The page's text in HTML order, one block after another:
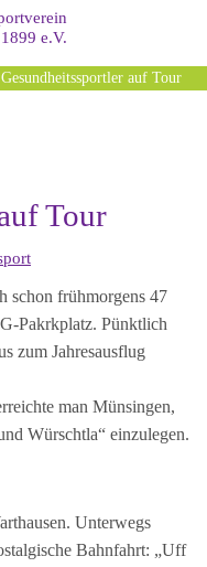
Gesundheitssportler auf Tour
Tour
schon frühmorgens 47
Pakrkplatz. Pünktlich
zum Jahresausflug
man Münsingen,
Würschtla“ einzulegen.
Unterwegs
Bahnfahrt: „Uff